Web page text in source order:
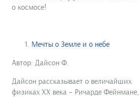
о космосе!
Мечты о Земле и о небе
Автор: Дайсон Ф.
Дайсон рассказывает о величайших
физиках XX века – Ричарде Фейнмане,